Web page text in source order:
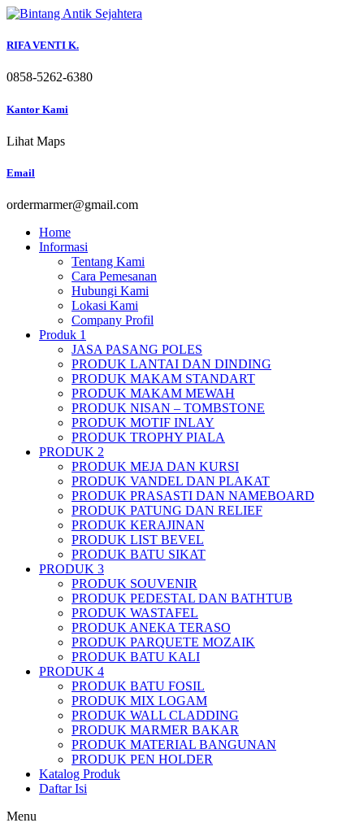
Skip
content
RIFA VENTI K.
0858-5262-6380
Kantor Kami
Lihat Maps
Email
ordermarmer@gmail.com
Home
Informasi
Tentang Kami
Cara Pemesanan
Hubungi Kami
Lokasi Kami
Company Profil
Produk 1
JASA PASANG POLES
PRODUK LANTAI DAN DINDING
PRODUK MAKAM STANDART
PRODUK MAKAM MEWAH
PRODUK NISAN – TOMBSTONE
PRODUK MOTIF INLAY
PRODUK TROPHY PIALA
PRODUK 2
PRODUK MEJA DAN KURSI
PRODUK VANDEL DAN PLAKAT
PRODUK PRASASTI DAN NAMEBOARD
PRODUK PATUNG DAN RELIEF
PRODUK KERAJINAN
PRODUK LIST BEVEL
PRODUK BATU SIKAT
PRODUK 3
PRODUK SOUVENIR
PRODUK PEDESTAL DAN BATHTUB
PRODUK WASTAFEL
PRODUK ANEKA TERASO
PRODUK PARQUETE MOZAIK
PRODUK BATU KALI
PRODUK 4
PRODUK BATU FOSIL
PRODUK MIX LOGAM
PRODUK WALL CLADDING
PRODUK MARMER BAKAR
PRODUK MATERIAL BANGUNAN
PRODUK PEN HOLDER
Katalog Produk
Daftar Isi
Menu